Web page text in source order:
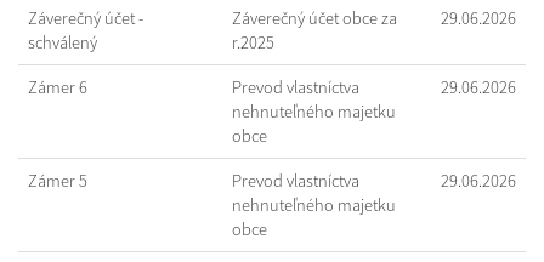
Záverečný účet -
schválený
Záverečný účet obce za
r.2025
29.06.2026
Zámer 6
Prevod vlastníctva
nehnuteľného majetku
obce
29.06.2026
Zámer 5
Prevod vlastníctva
nehnuteľného majetku
obce
29.06.2026